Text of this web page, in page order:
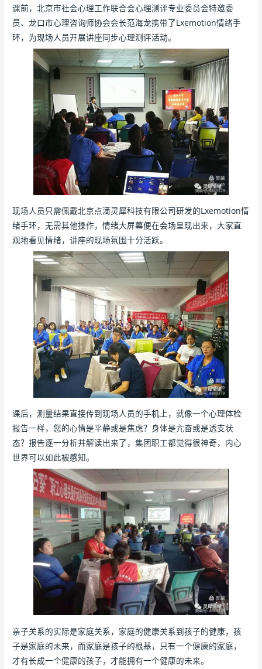
课前，北京市社会心理工作联合会心理测评专业委员会特邀委
员、龙口市心理咨询师协会会长范海龙携带了Lxemotion情绪手
环，为现场人员开展讲座同步心理测评活动。
现场人员只需佩戴北京点滴灵犀科技有限公司研发的Lxemotion情
绪手环，无需其他操作，情绪大屏幕便在会场呈现出来，大家直
观地看见情绪，讲座的现场氛围十分活跃。
课后，测量结果直接传到现场人员的手机上，就像一个心理体检
报告一样，您的心情是平静或是焦虑？身体是亢奋或是透支状
态？报告逐一分析并解读出来了，集团职工都觉得很神奇，内心
世界可以如此被感知。
亲子关系的实际是家庭关系，家庭的健康关系到孩子的健康，孩
子是家庭的未来，而家庭是孩子的根基，只有一个健康的家庭，
才有长成一个健康的孩子，才能拥有一个健康的未来。